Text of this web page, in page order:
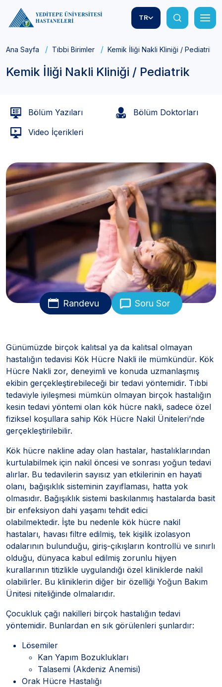
TR
Ana Sayfa Tıbbi Birimler Kemik İliği Nakli Kliniği / Pediatrik
Kemik İliği Nakli Kliniği / Pediatrik
Bölüm Yazıları
Bölüm Doktorları
Video İçerikleri
Randevu Soru Sor
Günümüzde birçok kalıtsal ya da kalıtsal olmayan
hastalığın tedavisi Kök Hücre Nakli ile mümkündür. Kök
Hücre Nakli zor, deneyimli ve konuda uzmanlaşmış
ekibin gerçekleştirebileceği bir tedavi yöntemidir. Tıbbi
tedaviyle iyileşmesi mümkün olmayan birçok hastalığın
kesin tedavi yöntemi olan kök hücre nakli, sadece özel
fiziksel koşullara sahip Kök Hücre Nakil Üniteleri’nde
gerçekleştirilebilir.
Kök hücre nakline aday olan hastalar, hastalıklarından
kurtulabilmek için nakil öncesi ve sonrası yoğun tedavi
alırlar. Bu tedavilerin sayısız yan etkilerinin en hayati
olanı, bağışıklık sisteminin zayıflaması, hatta yok
olmasıdır. Bağışıklık sistemi baskılanmış hastalarda basit
bir enfeksiyon dahi yaşamı tehdit edici
olabilmektedir. İşte bu nedenle kök hücre nakil
hastaları, havası filtre edilmiş, tek kişilik izolasyon
odalarının bulunduğu, giriş-çıkışların kontrollü ve sınırlı
olduğu, dünyaca kabul edilmiş zorunlu hijyen
kurallarının titizlikle uygulandığı özel kliniklerde nakil
olabilirler. Bu kliniklerin diğer bir özelliği Yoğun Bakım
Ünitesi niteliğinde olmalarıdır.
Çocukluk çağı nakilleri birçok hastalığın tedavi
yöntemidir. Bunlardan en sık görülenleri şunlardır:
Lösemiler
Kan Yapım Bozuklukları
Talasemi (Akdeniz Anemisi)
Orak Hücre Hastalığı